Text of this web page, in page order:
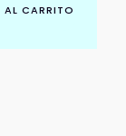
AL CARRITO